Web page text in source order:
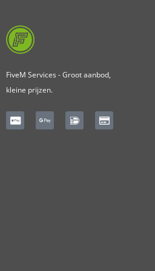
FiveM Services - Groot aanbod,
kleine prijzen.